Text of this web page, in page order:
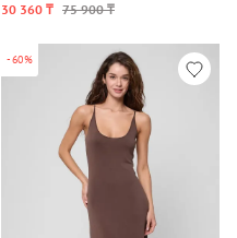
30 360 ₸ 75 900 ₸
-60%